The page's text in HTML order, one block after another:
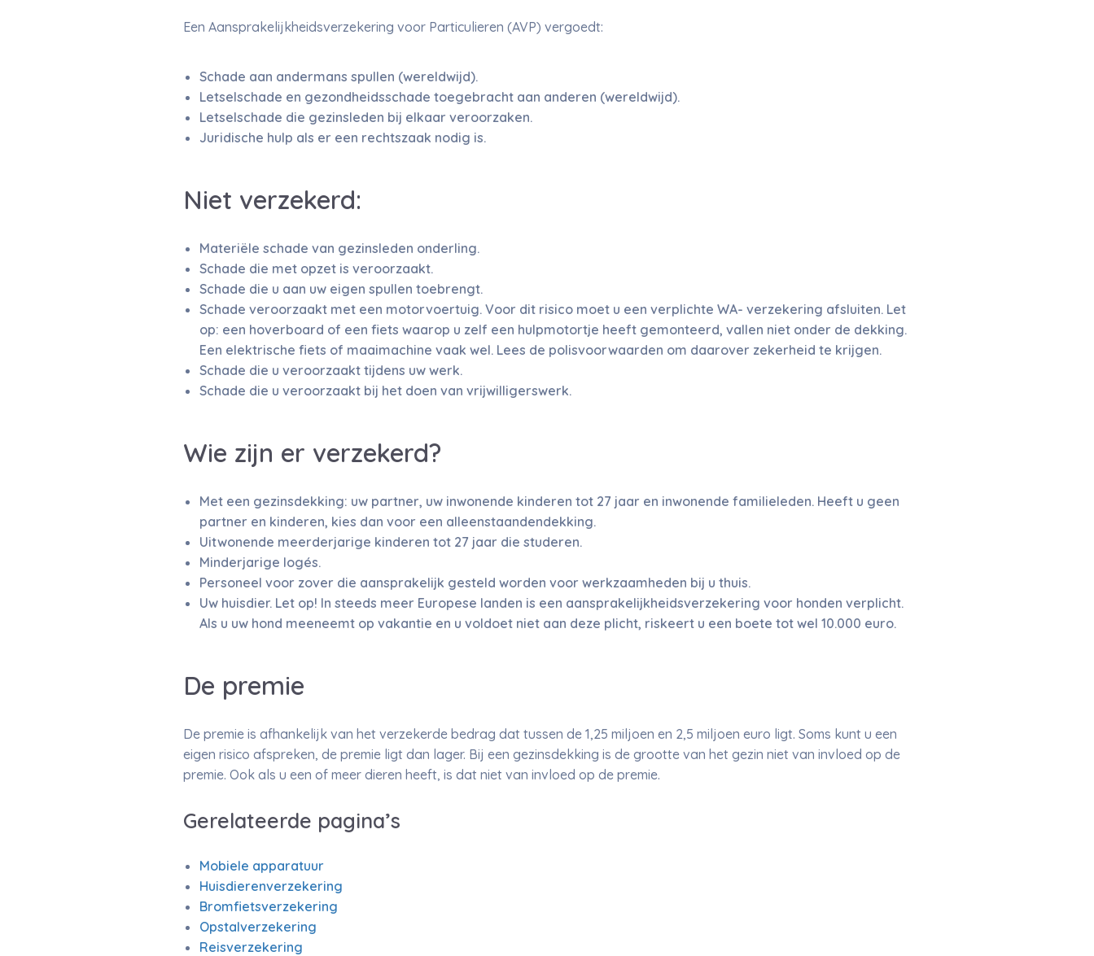
Een Aansprakelijkheidsverzekering voor Particulieren (AVP) vergoedt:
Schade aan andermans spullen (wereldwijd).
Letselschade en gezondheidsschade toegebracht aan anderen (wereldwijd).
Letselschade die gezinsleden bij elkaar veroorzaken.
Juridische hulp als er een rechtszaak nodig is.
Niet verzekerd:
Materiële schade van gezinsleden onderling.
Schade die met opzet is veroorzaakt.
Schade die u aan uw eigen spullen toebrengt.
Schade veroorzaakt met een motorvoertuig. Voor dit risico moet u een verplichte WA- verzekering afsluiten. Let
op: een hoverboard of een fiets waarop u zelf een hulpmotortje heeft gemonteerd, vallen niet onder de dekking.
Een elektrische fiets of maaimachine vaak wel. Lees de polisvoorwaarden om daarover zekerheid te krijgen.
Schade die u veroorzaakt tijdens uw werk.
Schade die u veroorzaakt bij het doen van vrijwilligerswerk.
Wie zijn er verzekerd?
Met een gezinsdekking: uw partner, uw inwonende kinderen tot 27 jaar en inwonende familieleden. Heeft u geen
partner en kinderen, kies dan voor een alleenstaandendekking.
Uitwonende meerderjarige kinderen tot 27 jaar die studeren.
Minderjarige logés.
Personeel voor zover die aansprakelijk gesteld worden voor werkzaamheden bij u thuis.
Uw huisdier. Let op! In steeds meer Europese landen is een aansprakelijkheidsverzekering voor honden verplicht.
Als u uw hond meeneemt op vakantie en u voldoet niet aan deze plicht, riskeert u een boete tot wel 10.000 euro.
De premie
De premie is afhankelijk van het verzekerde bedrag dat tussen de 1,25 miljoen en 2,5 miljoen euro ligt. Soms kunt u een
eigen risico afspreken, de premie ligt dan lager. Bij een gezinsdekking is de grootte van het gezin niet van invloed op de
premie. Ook als u een of meer dieren heeft, is dat niet van invloed op de premie.
Gerelateerde pagina’s
Mobiele apparatuur
Huisdierenverzekering
Bromfietsverzekering
Opstalverzekering
Reisverzekering